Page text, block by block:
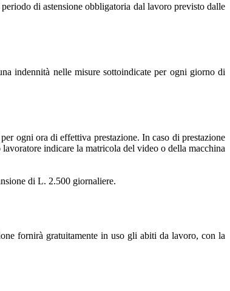
di astensione obbligatoria dal lavoro previsto dalle
indennità nelle misure sottoindicate per ogni giorno di
ogni ora di effettiva prestazione. In caso di prestazione
indicare la matricola del video o della macchina
di L. 2.500 giornaliere.
fornirà gratuitamente in uso gli abiti da lavoro, con la